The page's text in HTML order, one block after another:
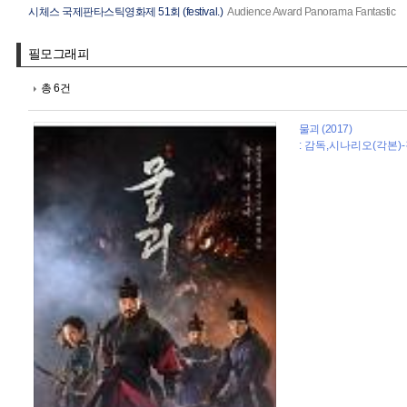
시체스 국제판타스틱영화제 51회 (festival.) Audience Award Panorama Fantastic
필모그래피
총 6건
물괴 (2017)
: 감독,시나리오(각본